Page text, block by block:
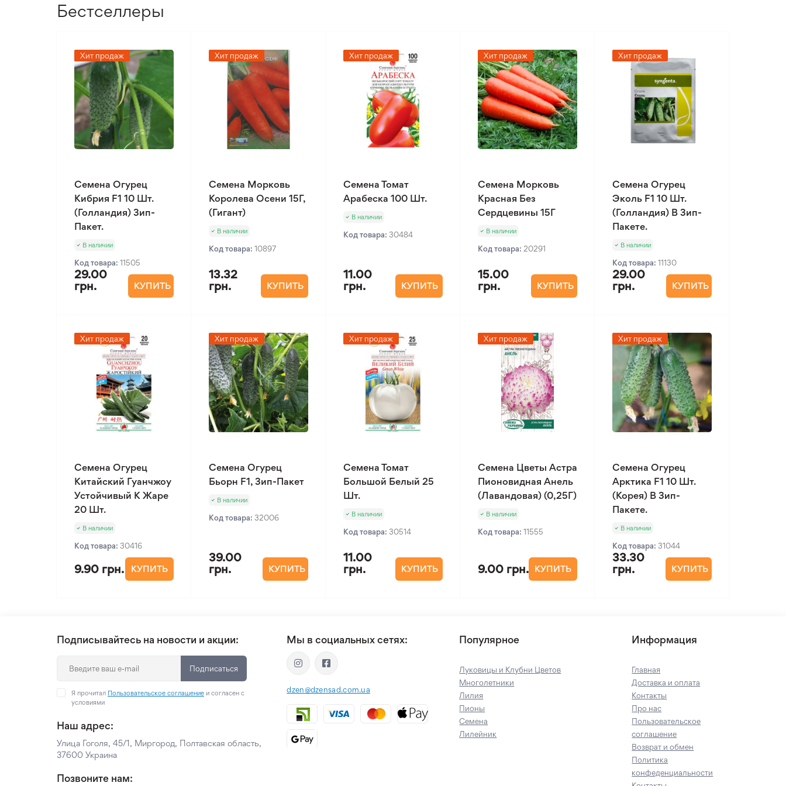
Бестселлеры
Хит продаж
Семена Огурец
Кибрия F1 10 Шт.
(Голландия) Зип-
Пакет.
В наличии
Код товара: 11505
29.00
грн.
КУПИТЬ
Хит продаж
Семена Морковь
Королева Осени 15Г,
(Гигант)
В наличии
Код товара: 10897
13.32
грн.
КУПИТЬ
Хит продаж
Семена Томат
Арабеска 100 Шт.
В наличии
Код товара: 30484
11.00
грн.
КУПИТЬ
Хит продаж
Семена Морковь
Красная Без
Сердцевины 15Г
В наличии
Код товара: 20291
15.00
грн.
КУПИТЬ
Хит продаж
Семена Огурец
Эколь F1 10 Шт.
(Голландия) В Зип-
Пакете.
В наличии
Код товара: 11130
29.00
грн.
КУПИТЬ
Хит продаж
Семена Огурец
Китайский Гуанчжоу
Устойчивый К Жаре
20 Шт.
В наличии
Код товара: 30416
9.90 грн. КУПИТЬ
Хит продаж
Семена Огурец
Бьорн F1, Зип-Пакет
В наличии
Код товара: 32006
39.00
грн.
КУПИТЬ
Хит продаж
Семена Томат
Большой Белый 25
Шт.
В наличии
Код товара: 30514
11.00
грн.
КУПИТЬ
Хит продаж
Семена Цветы Астра
Пионовидная Анель
(Лавандовая) (0,25Г)
В наличии
Код товара: 11555
9.00 грн. КУПИТЬ
Хит продаж
Семена Огурец
Арктика F1 10 Шт.
(Корея) В Зип-
Пакете.
В наличии
Код товара: 31044
33.30
грн.
КУПИТЬ
Подписывайтесь на новости и акции:
Подписаться
Я прочитал Пользовательское соглашение и согласен с
условиями
Наш адрес:
Улица Гоголя, 45/1, Миргород, Полтавская область,
37600 Украина
Позвоните нам:
Мы в социальных сетях:
dzen@dzensad.com.ua
Популярное
Луковицы и Клубни Цветов
Многолетники
Лилия
Пионы
Семена
Лилейник
Информация
Главная
Доставка и оплата
Контакты
Про нас
Пользовательское
соглашение
Возврат и обмен
Политика
конфеденциальности